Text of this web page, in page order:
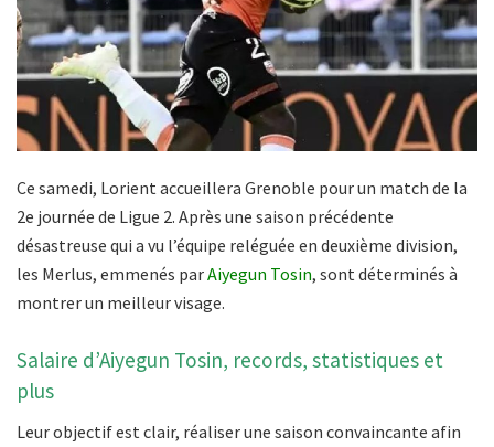
Ce samedi, Lorient accueillera Grenoble pour un match de la
2e journée de Ligue 2. Après une saison précédente
désastreuse qui a vu l’équipe reléguée en deuxième division,
les Merlus, emmenés parAiyegun Tosin, sont déterminés à
montrer un meilleur visage.
Salaire d’Aiyegun Tosin, records, statistiques et
plus
Leur objectif est clair, réaliser une saison convaincante afin